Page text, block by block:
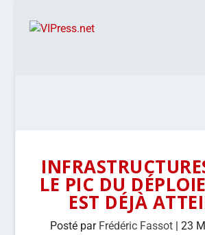
LE PIC DU
EST DÉJÀ
Posté par Frédéric Fassot |23